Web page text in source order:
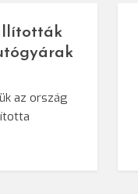
az ország